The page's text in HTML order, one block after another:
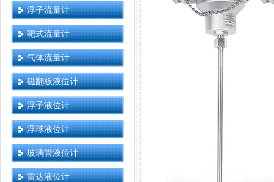
浮子流量计
靶式流量计
气体流量计
磁翻板液位计
浮子液位计
浮球液位计
玻璃管液位计
雷达液位计